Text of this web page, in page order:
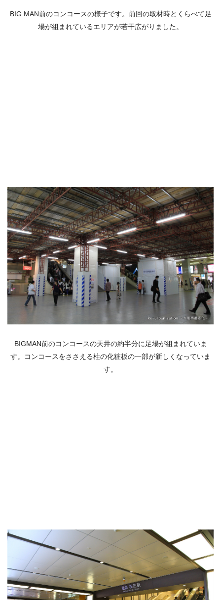
BIG MAN前のコンコースの様子です。前回の取材時とくらべて足
場が組まれているエリアが若干広がりました。
BIGMAN前のコンコースの天井の約半分に足場が組まれていま
す。コンコースをささえる柱の化粧板の一部が新しくなっていま
す。